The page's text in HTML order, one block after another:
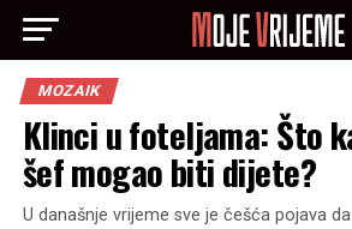
MOZAIK
Klinci u foteljama: Što
šef mogao biti dijete?
U današnje vrijeme sve je češća pojava